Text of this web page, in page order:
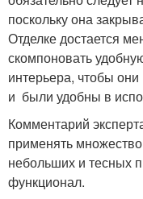
поскольку она
Отделке достается
скомпоновать
интерьера, чтобы
и были удобны в
Комментарий
применять
небольших и тесных
функционал.